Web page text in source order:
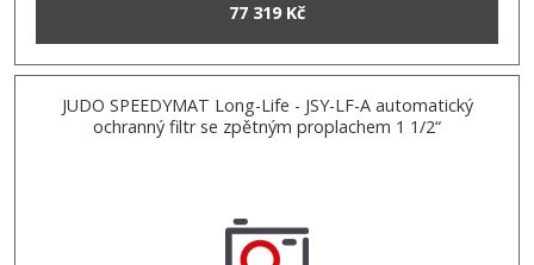
77 319 Kč
JUDO SPEEDYMAT Long-Life - JSY-LF-A automatický
ochranný filtr se zpětným proplachem 1 1/2“